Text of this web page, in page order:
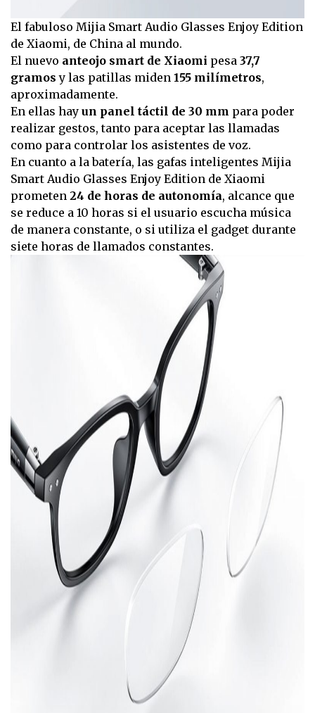
El fabuloso Mijia Smart Audio Glasses Enjoy Edition
de Xiaomi, de China al mundo.
El nuevo anteojo smart de Xiaomi pesa 37,7
gramos y las patillas miden 155 milímetros,
aproximadamente.
En ellas hay un panel táctil de 30 mm para poder
realizar gestos, tanto para aceptar las llamadas
como para controlar los asistentes de voz.
En cuanto a la batería, las gafas inteligentes Mijia
Smart Audio Glasses Enjoy Edition de Xiaomi
prometen 24 de horas de autonomía, alcance que
se reduce a 10 horas si el usuario escucha música
de manera constante, o si utiliza el gadget durante
siete horas de llamados constantes.